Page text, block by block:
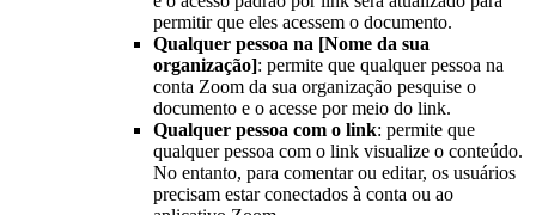
permitir que eles acessem o documento.
Qualquer pessoa na [Nome da sua
organização]: permite que qualquer pessoa na
conta Zoom da sua organização pesquise o
documento e o acesse por meio do link.
Qualquer pessoa com o link: permite que
qualquer pessoa com o link visualize o conteúdo.
No entanto, para comentar ou editar, os usuários
precisam estar conectados à conta ou ao